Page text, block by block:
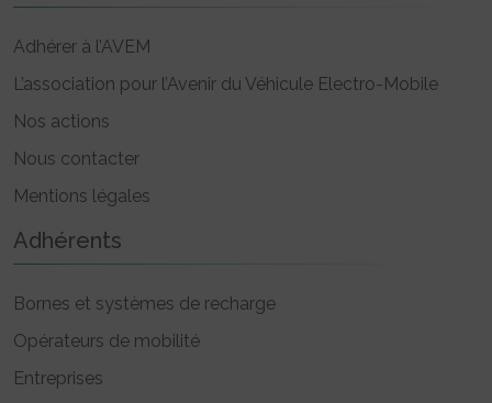
Adhérer à l’AVEM
L’association pour l’Avenir du Véhicule Electro-Mobile
Nos actions
Nous contacter
Mentions légales
Adhérents
Bornes et systèmes de recharge
Opérateurs de mobilité
Entreprises